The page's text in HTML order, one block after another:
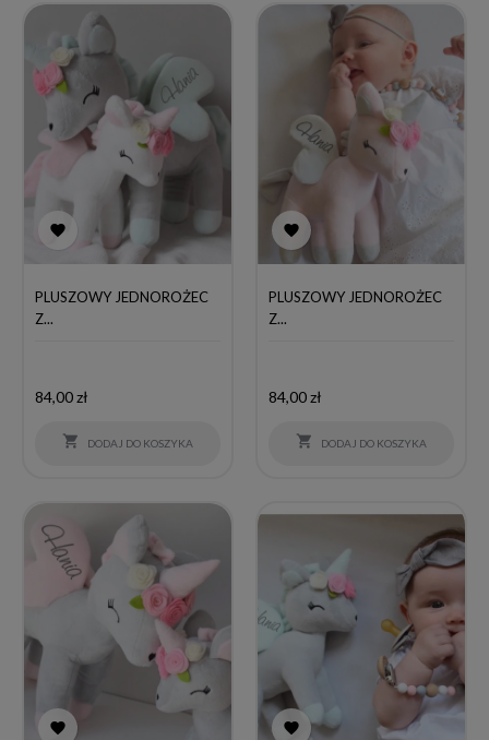

PLUSZOWY JEDNOROŻEC
Z...
Cena
84,00 zł
 DODAJ DO KOSZYKA

PLUSZOWY JEDNOROŻEC
Z...
Cena
84,00 zł
 DODAJ DO KOSZYKA
 